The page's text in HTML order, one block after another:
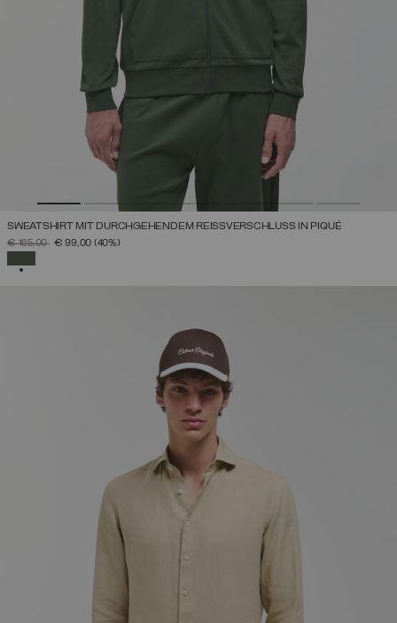
SWEATSHIRT MIT DURCHGEHENDEM REISSVERSCHLUSS IN PIQUÉ
PREIS REDUZIERT VON
€ 165,00AUF
€ 99,00 (40%)